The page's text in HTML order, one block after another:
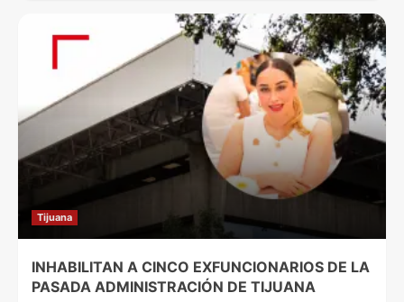
Tijuana
INHABILITAN A CINCO EXFUNCIONARIOS DE LA
PASADA ADMINISTRACIÓN DE TIJUANA